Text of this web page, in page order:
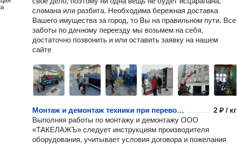
сломана или разбита. Необходима бережная доставка
Вашего имущества за город, то Вы на правильном пути. Все
заботы по дачному переезду мы возьмем на себя,
достаточно позвонить и или оставить заявку на нашем
сайте
Монтаж и демонтаж техники при перевозке
2 ₽ / кг
Выполняя работы по монтажу и демонтажу ООО
«ТАКЕЛАЖЪ» следует инструкциям производителя
оборудования, учитывает условия договора и пожелания